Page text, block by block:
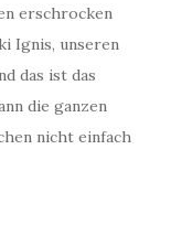
erschrocken
Ignis, unseren
das ist das
die ganzen
nicht einfach